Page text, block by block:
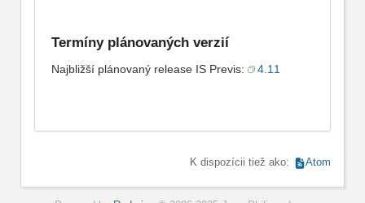
Termíny plánovaných verzií
Najbližší plánovaný release IS Previs: 4.11
K dispozícii tiež ako: Atom